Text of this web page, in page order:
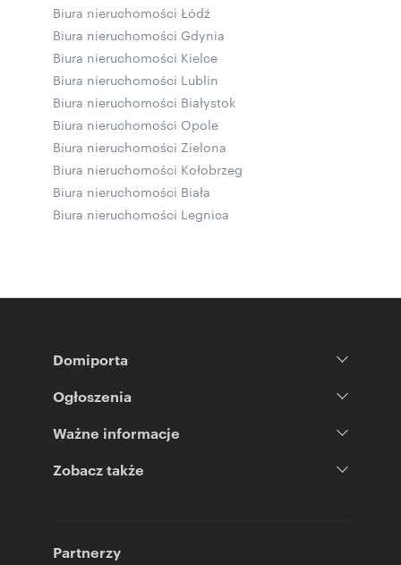
Biura nieruchomości Łódź
Biura nieruchomości Gdynia
Biura nieruchomości Kielce
Biura nieruchomości Lublin
Biura nieruchomości Białystok
Biura nieruchomości Opole
Biura nieruchomości Zielona
Biura nieruchomości Kołobrzeg
Biura nieruchomości Biała
Biura nieruchomości Legnica
Domiporta
Ogłoszenia
Ważne informacje
Zobacz także
Partnerzy